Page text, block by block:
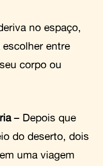
no espaço,
entre
corpo ou
– Depois que
do deserto, dois
uma viagem